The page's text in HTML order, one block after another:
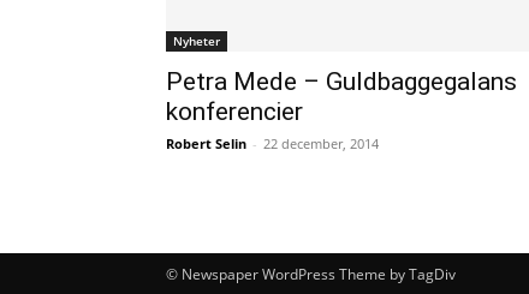
Nyheter
Petra Mede – Guldbaggegalans
konferencier
Robert Selin - 22 december, 2014
© Newspaper WordPress Theme by TagDiv